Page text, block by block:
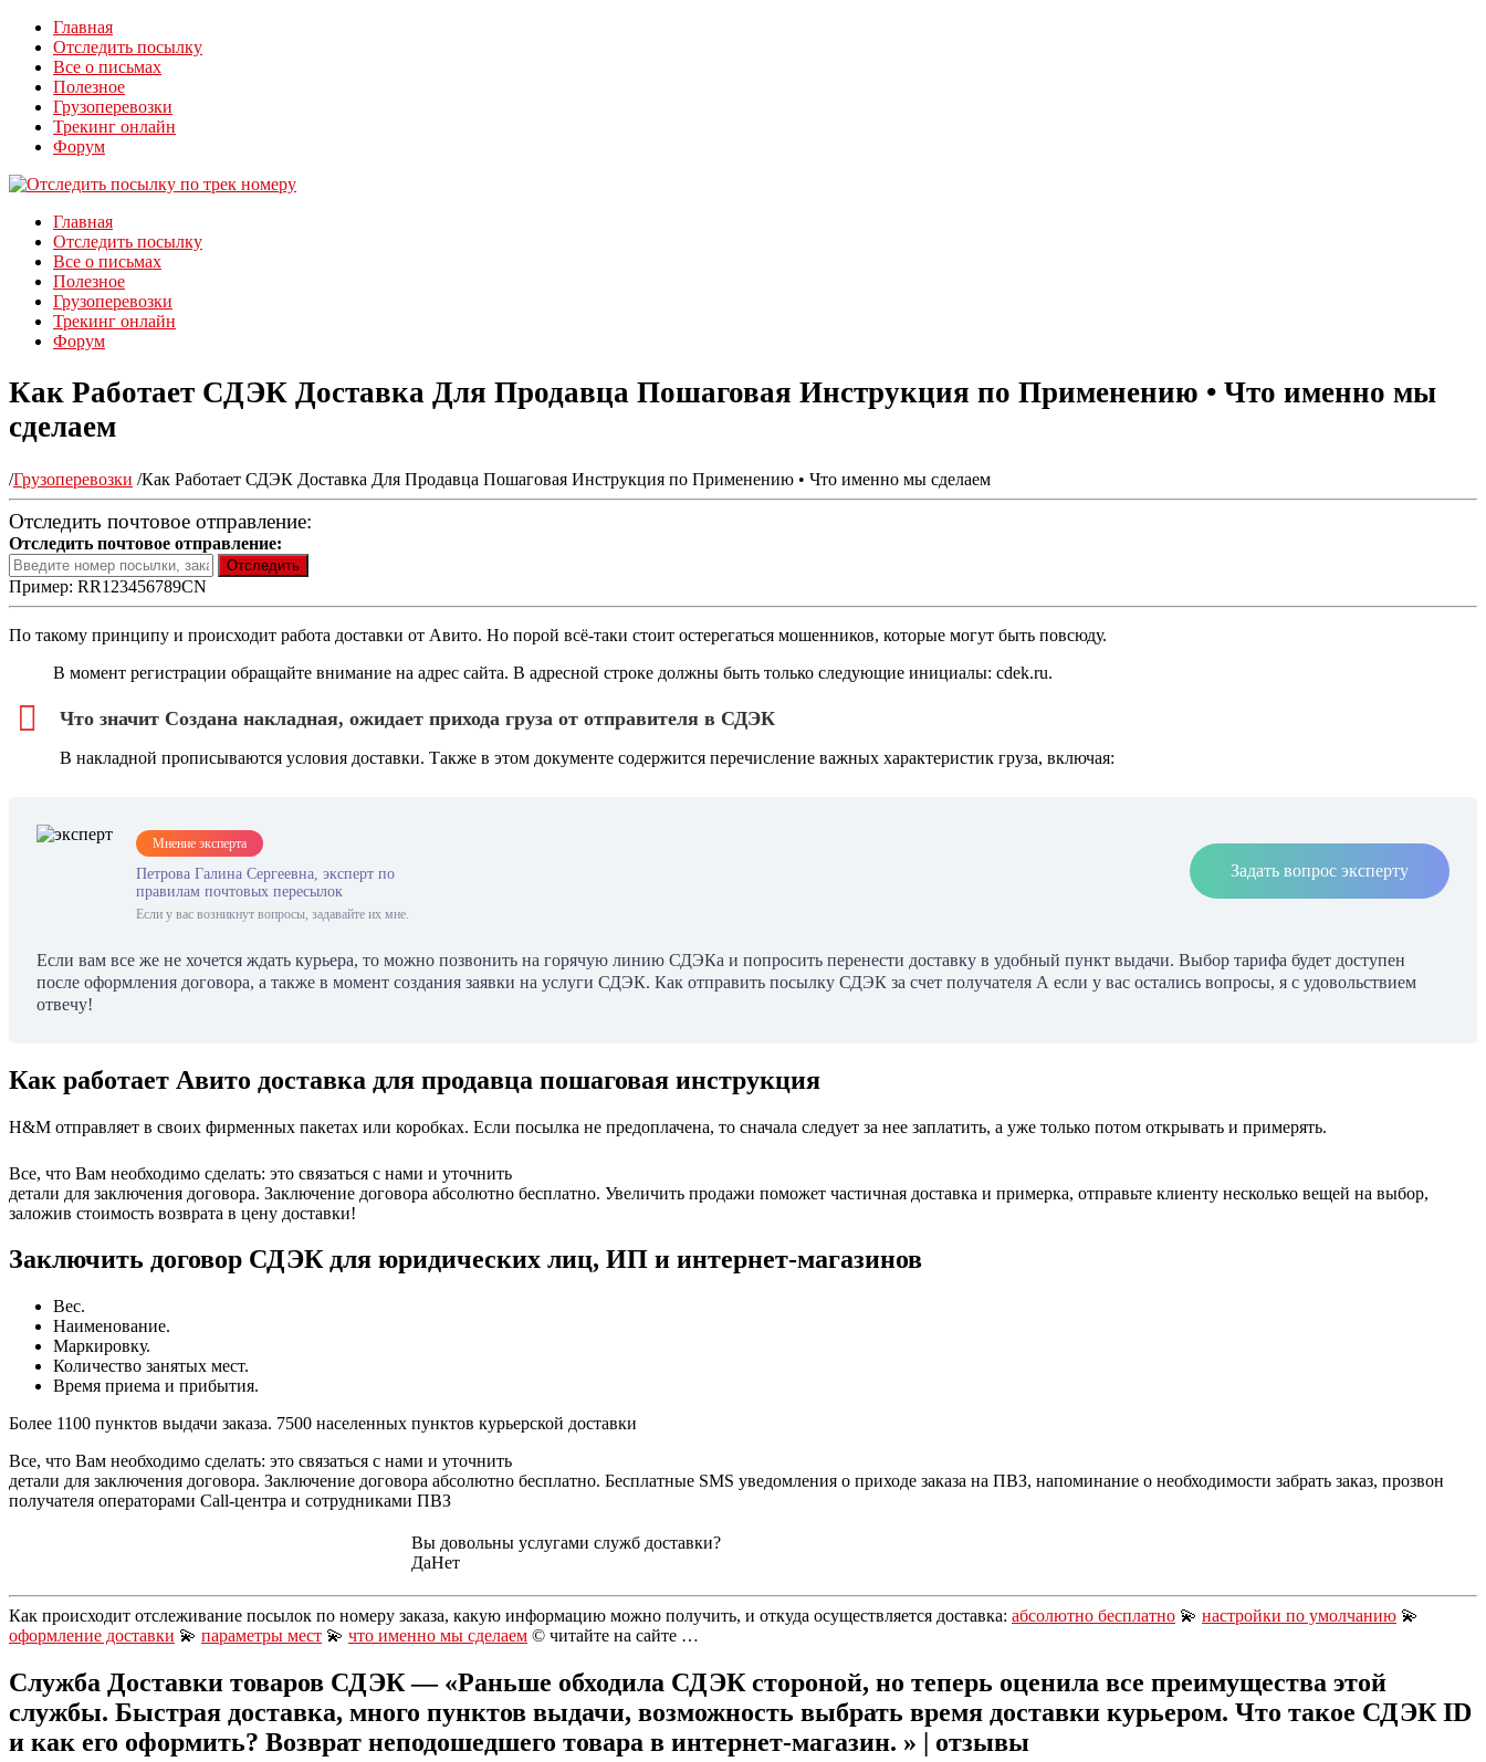
Главная
Отследить посылку
Все о письмах
Полезное
Грузоперевозки
Трекинг онлайн
Форум
Главная
Отследить посылку
Все о письмах
Полезное
Грузоперевозки
Трекинг онлайн
Форум
Как Работает СДЭК Доставка Для Продавца Пошаговая Инструкция по Применению • Что именно мы
сделаем
/Грузоперевозки /Как Работает СДЭК Доставка Для Продавца Пошаговая Инструкция по Применению • Что именно мы сделаем
Отследить почтовое отправление:
Отследить почтовое отправление:
Пример: RR123456789CN
По такому принципу и происходит работа доставки от Авито. Но порой всё-таки стоит остерегаться мошенников, которые могут быть повсюду.
В момент регистрации обращайте внимание на адрес сайта. В адресной строке должны быть только следующие инициалы: cdek.ru.
Что значит Создана накладная, ожидает прихода груза от отправителя в СДЭК
В накладной прописываются условия доставки. Также в этом документе содержится перечисление важных характеристик груза, включая:
Мнение эксперта
Петрова Галина Сергеевна, эксперт по
правилам почтовых пересылок
Если у вас возникнут вопросы, задавайте их мне.
Задать вопрос эксперту
Если вам все же не хочется ждать курьера, то можно позвонить на горячую линию СДЭКа и попросить перенести доставку в удобный пункт выдачи. Выбор тарифа будет доступен
после оформления договора, а также в момент создания заявки на услуги СДЭК. Как отправить посылку СДЭК за счет получателя А если у вас остались вопросы, я с удовольствием
отвечу!
Как работает Авито доставка для продавца пошаговая инструкция
H&M отправляет в своих фирменных пакетах или коробках. Если посылка не предоплачена, то сначала следует за нее заплатить, а уже только потом открывать и примерять.
Все, что Вам необходимо сделать: это связаться с нами и уточнить
детали для заключения договора. Заключение договора абсолютно бесплатно. Увеличить продажи поможет частичная доставка и примерка, отправьте клиенту несколько вещей на выбор,
заложив стоимость возврата в цену доставки!
Заключить договор СДЭК для юридических лиц, ИП и интернет-магазинов
Вес.
Наименование.
Маркировку.
Количество занятых мест.
Время приема и прибытия.
Более 1100 пунктов выдачи заказа. 7500 населенных пунктов курьерской доставки
Все, что Вам необходимо сделать: это связаться с нами и уточнить
детали для заключения договора. Заключение договора абсолютно бесплатно. Бесплатные SMS уведомления о приходе заказа на ПВЗ, напоминание о необходимости забрать заказ, прозвон
получателя операторами Call-центра и сотрудниками ПВЗ
Вы довольны услугами служб доставки?
ДаНет
Как происходит отслеживание посылок по номеру заказа, какую информацию можно получить, и откуда осуществляется доставка: абсолютно бесплатно 💫 настройки по умолчанию 💫
оформление доставки 💫 параметры мест 💫 что именно мы сделаем © читайте на сайте …
Служба Доставки товаров СДЭК — «Раньше обходила СДЭК стороной, но теперь оценила все преимущества этой
службы. Быстрая доставка, много пунктов выдачи, возможность выбрать время доставки курьером. Что такое СДЭК ID
и как его оформить? Возврат неподошедшего товара в интернет-магазин. » | отзывы